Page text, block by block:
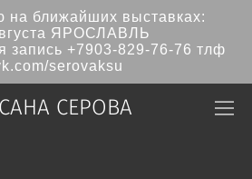
на ближайших выставках:
ЯРОСЛАВЛЬ
запись +7903-829-76-76 тлф
serovaksu
СЕРОВА